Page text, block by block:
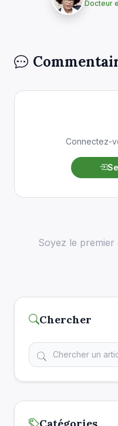
Docteur
Connectez-
Soyez le
Chercher
Catégories